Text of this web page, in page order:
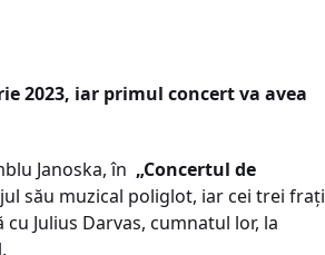
2023, iar primul concert va avea
Janoska, în „Concertul de
său muzical poliglot, iar cei trei frați
Julius Darvas, cumnatul lor, la